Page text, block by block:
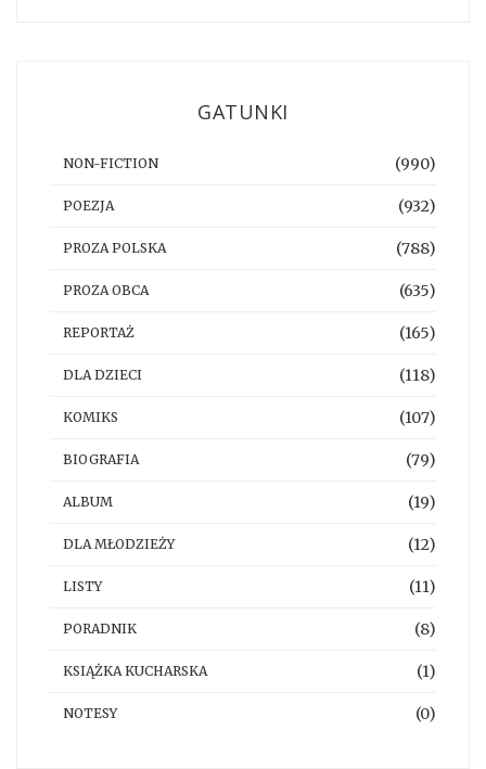
GATUNKI
NON-FICTION (990)
POEZJA (932)
PROZA POLSKA (788)
PROZA OBCA (635)
REPORTAŻ (165)
DLA DZIECI (118)
KOMIKS (107)
BIOGRAFIA (79)
ALBUM (19)
DLA MŁODZIEŻY (12)
LISTY (11)
PORADNIK (8)
KSIĄŻKA KUCHARSKA (1)
NOTESY (0)